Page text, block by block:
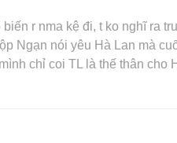
r nma kệ đi, t ko nghĩ ra
Ngạn nói yêu Hà Lan mà
chỉ coi TL là thế thân cho